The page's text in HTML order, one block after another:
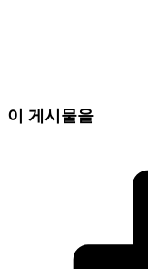
이 게시물을